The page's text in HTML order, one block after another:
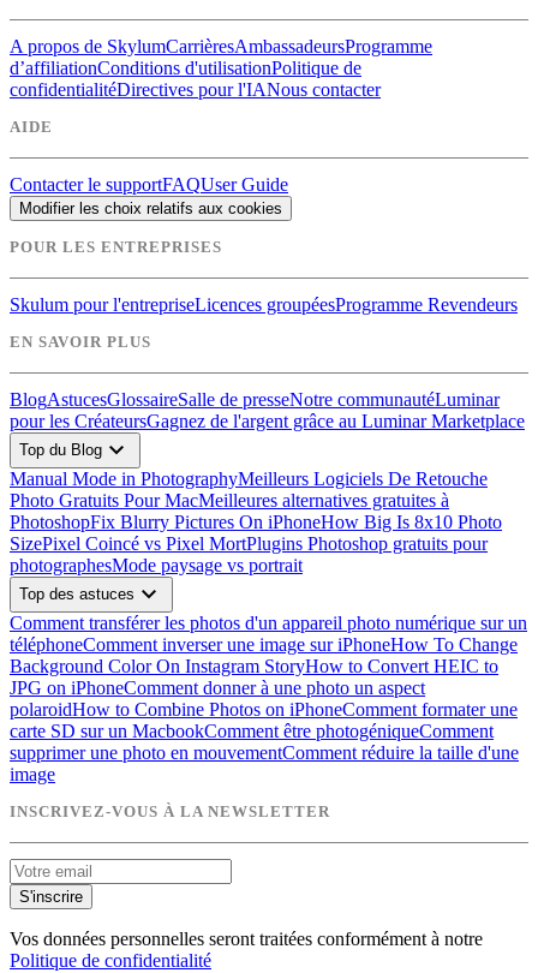
A propos de SkylumCarrièresAmbassadeursProgramme
d’affiliationConditions d'utilisationPolitique de
confidentialitéDirectives pour l'IANous contacter
AIDE
Contacter le supportFAQUser Guide
Modifier les choix relatifs aux cookies
POUR LES ENTREPRISES
Skulum pour l'entrepriseLicences groupéesProgramme Revendeurs
EN SAVOIR PLUS
BlogAstucesGlossaireSalle de presseNotre communautéLuminar
pour les CréateursGagnez de l'argent grâce au Luminar Marketplace
Top du Blog expand_more
Manual Mode in PhotographyMeilleurs Logiciels De Retouche
Photo Gratuits Pour MacMeilleures alternatives gratuites à
PhotoshopFix Blurry Pictures On iPhoneHow Big Is 8x10 Photo
SizePixel Coincé vs Pixel MortPlugins Photoshop gratuits pour
photographesMode paysage vs portrait
Top des astuces expand_more
Comment transférer les photos d'un appareil photo numérique sur un
téléphoneComment inverser une image sur iPhoneHow To Change
Background Color On Instagram StoryHow to Convert HEIC to
JPG on iPhoneComment donner à une photo un aspect
polaroidHow to Combine Photos on iPhoneComment formater une
carte SD sur un MacbookComment être photogéniqueComment
supprimer une photo en mouvementComment réduire la taille d'une
image
INSCRIVEZ-VOUS À LA NEWSLETTER
S'inscrire
Vos données personnelles seront traitées conformément à notre
Politique de confidentialité